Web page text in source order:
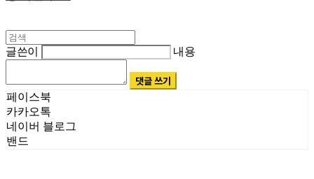
글쓴이 내용
댓글 쓰기
페이스북
카카오톡
네이버 블로그
밴드